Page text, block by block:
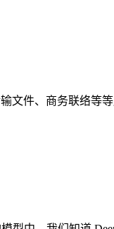
文件、商务联络等